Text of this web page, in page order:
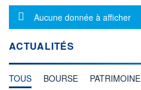
Message d'information
Aucune donnée à afficher
ACTUALITÉS
TOUS BOURSE PATRIMOINE